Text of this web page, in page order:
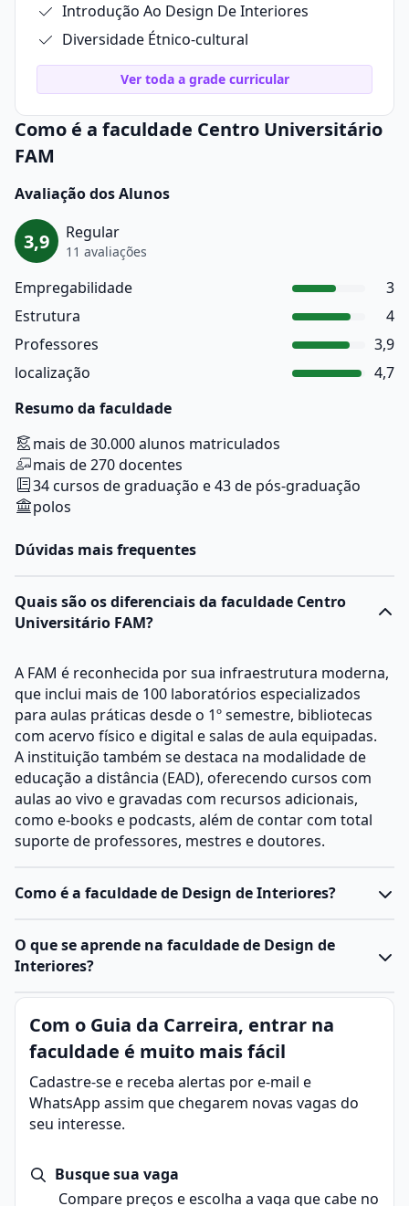
Introdução Ao Design De Interiores
Diversidade Étnico-cultural
Ver toda a grade curricular
Como é a faculdade Centro Universitário
FAM
Avaliação dos Alunos
3,9 Regular
11 avaliações
Empregabilidade
3
Estrutura
4
Professores
3,9
localização
4,7
Resumo da faculdade
mais de 30.000 alunos matriculados
mais de 270 docentes
34 cursos de graduação e 43 de pós-graduação
polos
Dúvidas mais frequentes
Quais são os diferenciais da faculdade Centro
Universitário FAM?
A FAM é reconhecida por sua infraestrutura moderna,
que inclui mais de 100 laboratórios especializados
para aulas práticas desde o 1º semestre, bibliotecas
com acervo físico e digital e salas de aula equipadas.
A instituição também se destaca na modalidade de
educação a distância (EAD), oferecendo cursos com
aulas ao vivo e gravadas com recursos adicionais,
como e-books e podcasts, além de contar com total
suporte de professores, mestres e doutores.
Como é a faculdade de Design de Interiores?
O curso de Design de Interiores prepara designers
para planejar, projetar e decorar espaços internos,
Durante a graduação ou curso técnico, os estudantes
aprendem conceitos de composição,ergonomia
iluminação, design de mobiliário, técnicas de
Além disso, desenvolvem habilidades para utilizar
softwares de modelagem 3De ferramentas de
desenho técnico
A carga horária e a duração do curso podem variar
conforme a instituição e o grau acadêmico (técnico,
O que se aprende na faculdade de Design de
Interiores?
Design de Interiores
é a área responsável por
planejar, projetar e decorar espaços internos, com
estética e conforto.
O profissional da área, denominado dedesigner de
interiores, buscacriar ambientes que atendam às
necessidades e preferências dos clientes
mobiliário, revestimentos e acessórios decorativos
Além disso, ele leva em conta
Com o Guia da Carreira, entrar na
faculdade é muito mais fácil
Cadastre-se e receba alertas por e-mail e
WhatsApp assim que chegarem novas vagas do
seu interesse.
Busque sua vaga
Compare preços e escolha a vaga que cabe no